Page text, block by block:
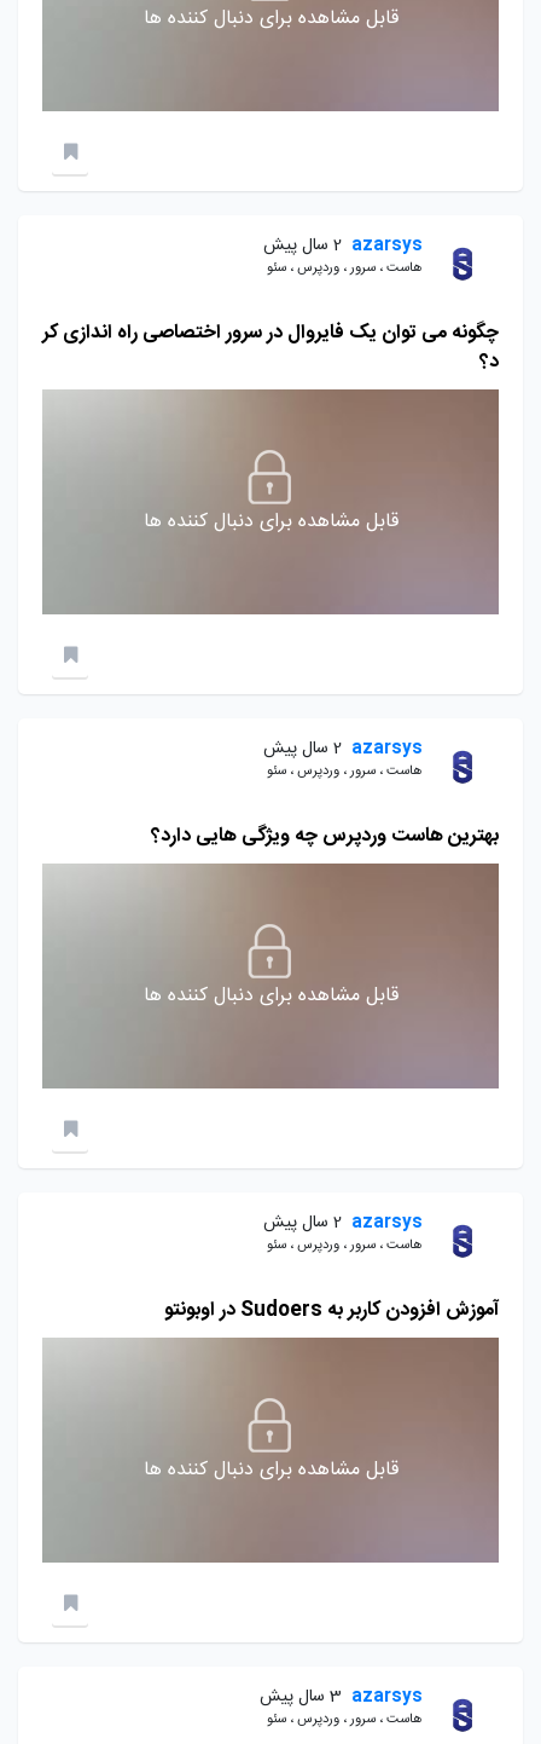
قابل مشاهده برای دنبال کننده ها
azarsys 2 سال پیش
هاست ، سرور ، وردپرس ، سئو
چگونه می توان یک فایروال در سرور اختصاصی راه اندازی کر
د؟
قابل مشاهده برای دنبال کننده ها
azarsys 2 سال پیش
هاست ، سرور ، وردپرس ، سئو
بهترین هاست وردپرس چه ویژگی هایی دارد؟
قابل مشاهده برای دنبال کننده ها
azarsys 2 سال پیش
هاست ، سرور ، وردپرس ، سئو
آموزش افزودن کاربر به Sudoers در اوبونتو
قابل مشاهده برای دنبال کننده ها
azarsys 3 سال پیش
هاست ، سرور ، وردپرس ، سئو